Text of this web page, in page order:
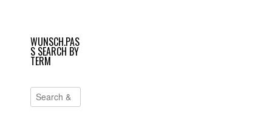
t
r
a
g
WUNSCH.PAS
S SEARCH BY
TERM